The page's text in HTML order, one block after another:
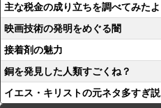
主な税金の成り立ちを調べてみたよ
映画技術の発明をめぐる闇
接着剤の魅力
銅を発見した人類すごくね？
イエス・キリストの元ネタ多すぎ説